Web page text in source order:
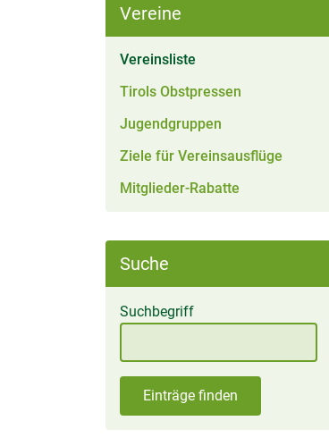
Vereine
Vereinsliste
Tirols Obstpressen
Jugendgruppen
Ziele für Vereinsausflüge
Mitglieder-Rabatte
Suche
Suchbegriff
Einträge finden